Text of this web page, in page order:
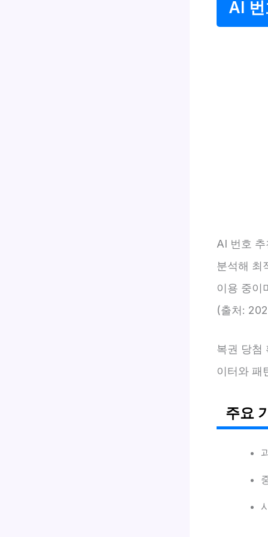
AI
AI 번호
분석해 최
이용 중이
(출처:
복권 당첨
이터와 패
주요